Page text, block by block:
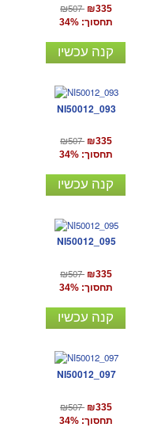
₪507 ₪335
תחסוך: 34%
קנה עכשיו
NI50012_093
₪507 ₪335
תחסוך: 34%
קנה עכשיו
NI50012_095
₪507 ₪335
תחסוך: 34%
קנה עכשיו
NI50012_097
₪507 ₪335
תחסוך: 34%